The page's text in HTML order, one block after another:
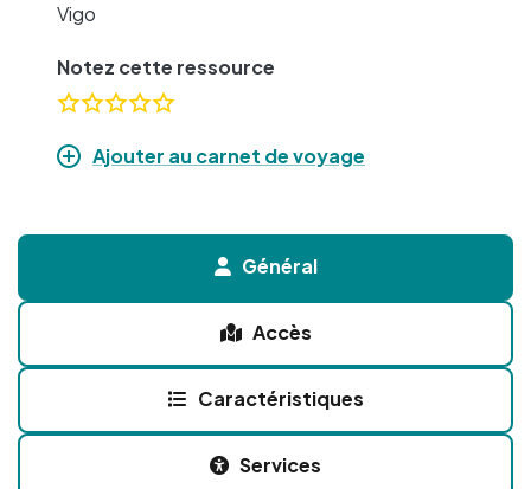
Vigo
Notez cette ressource
Ajouter au carnet de voyage
Général
Accès
Caractéristiques
Services